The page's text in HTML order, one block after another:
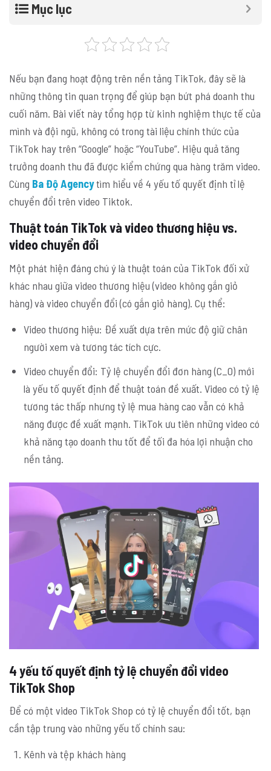
Mục lục
Nếu bạn đang hoạt động trên nền tảng TikTok, đây sẽ là
những thông tin quan trọng để giúp bạn bứt phá doanh thu
cuối năm. Bài viết này tổng hợp từ kinh nghiệm thực tế của
mình và đội ngũ, không có trong tài liệu chính thức của
TikTok hay trên “Google” hoặc “YouTube”. Hiệu quả tăng
trưởng doanh thu đã được kiểm chứng qua hàng trăm video.
Cùng Ba Độ Agencytìm hiểu về 4 yếu tố quyết định tỉ lệ
chuyển đổi trên video Tiktok.
Thuật toán TikTok và video thương hiệu vs.
video chuyển đổi
Một phát hiện đáng chú ý là thuật toán của TikTok đối xử
khác nhau giữa video thương hiệu (video không gắn giỏ
hàng) và video chuyển đổi (có gắn giỏ hàng). Cụ thể:
Video thương hiệu: Đề xuất dựa trên mức độ giữ chân
người xem và tương tác tích cực.
Video chuyển đổi: Tỷ lệ chuyển đổi đơn hàng (C_O) mới
là yếu tố quyết định để thuật toán đề xuất. Video có tỷ lệ
tương tác thấp nhưng tỷ lệ mua hàng cao vẫn có khả
năng được đề xuất mạnh. TikTok ưu tiên những video có
khả năng tạo doanh thu tốt để tối đa hóa lợi nhuận cho
nền tảng.
4 yếu tố quyết định tỷ lệ chuyển đổi video
TikTok Shop
Để có một video TikTok Shop có tỷ lệ chuyển đổi tốt, bạn
cần tập trung vào những yếu tố chính sau:
Kênh và tệp khách hàng